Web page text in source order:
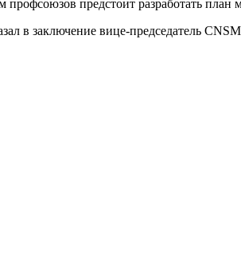
профсоюзов предстоит разработать
в заключение вице-пред­седатель